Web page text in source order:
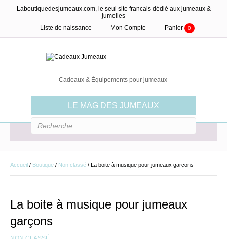
Laboutiquedesjumeaux.com, le seul site francais dédié aux jumeaux &
jumelles
Liste de naissance
Mon Compte Panier 0
Cadeaux & Équipements pour jumeaux
LE MAG DES JUMEAUX
Accueil / Boutique / Non classé / La boite à musique pour jumeaux garçons
La boite à musique pour jumeaux
garçons